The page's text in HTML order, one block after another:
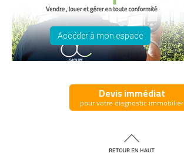
Accéder à mon espace
Devis immédiat
pour votre diagnostic immobilier